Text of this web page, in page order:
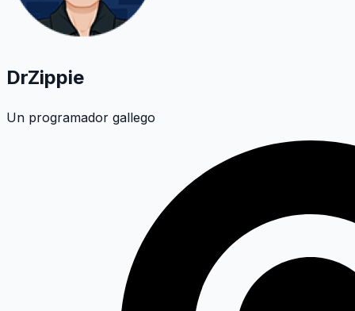
DrZippie
Un programador gallego